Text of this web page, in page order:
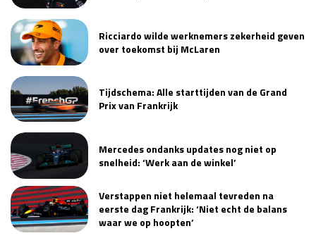
Ricciardo wilde werknemers zekerheid geven
over toekomst bij McLaren
Tijdschema: Alle starttijden van de Grand
Prix van Frankrijk
Mercedes ondanks updates nog niet op
snelheid: ‘Werk aan de winkel’
Verstappen niet helemaal tevreden na
eerste dag Frankrijk: ‘Niet echt de balans
waar we op hoopten’